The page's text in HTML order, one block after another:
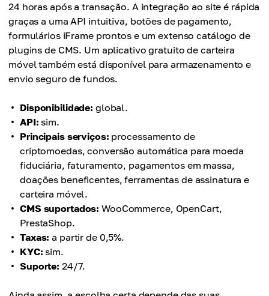
24 horas após a transação. A integração ao site é rápida
graças a uma API intuitiva, botões de pagamento,
formulários iFrame prontos e um extenso catálogo de
plugins de CMS. Um aplicativo gratuito de carteira
móvel também está disponível para armazenamento e
envio seguro de fundos.
Disponibilidade: global.
API: sim.
Principais serviços: processamento de
criptomoedas, conversão automática para moeda
fiduciária, faturamento, pagamentos em massa,
doações beneficentes, ferramentas de assinatura e
carteira móvel.
CMS suportados: WooCommerce, OpenCart,
PrestaShop.
Taxas: a partir de 0,5%.
KYC: sim.
Suporte: 24/7.